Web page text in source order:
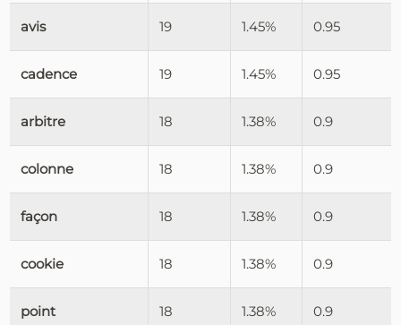
avis 19 1.45% 0.95
cadence 19 1.45% 0.95
arbitre 18 1.38% 0.9
colonne 18 1.38% 0.9
façon 18 1.38% 0.9
cookie 18 1.38% 0.9
point 18 1.38% 0.9